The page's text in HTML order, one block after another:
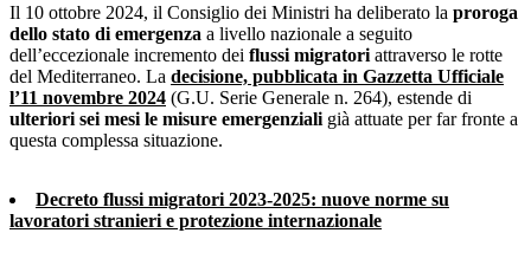
Il 10 ottobre 2024, il Consiglio dei Ministri ha deliberato la proroga
dello stato di emergenza a livello nazionale a seguito
dell’eccezionale incremento dei flussi migratori attraverso le rotte
del Mediterraneo. La decisione, pubblicata in Gazzetta Ufficiale
l’11 novembre 2024 (G.U. Serie Generale n. 264), estende di
ulteriori sei mesi le misure emergenziali già attuate per far fronte a
questa complessa situazione.
Decreto flussi migratori 2023-2025: nuove norme su
lavoratori stranieri e protezione internazionale